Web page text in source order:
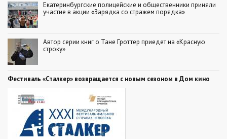
Екатеринбургские полицейские и общественники приняли
участие в акции «Зарядка со стражем порядка»
Автор серии книг о Тане Гроттер приедет на «Красную
строку»
Фестиваль «Сталкер» возвращается с новым сезоном в Дом кино